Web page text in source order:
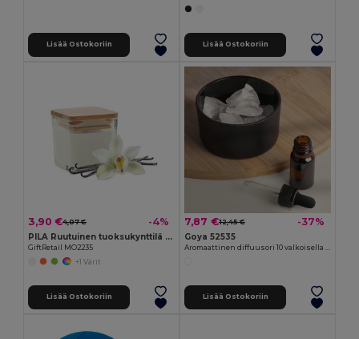
Lisää Ostokoriin Lisää Ostokoriin
3,90 €4,07 € -4%
PILA Ruutuinen tuoksukynttilä 50gr
GiftRetail MO2235
+1 Värit
Lisää Ostokoriin
7,87 €12,45 € -37%
Goya 52535
Lisää Ostokoriin